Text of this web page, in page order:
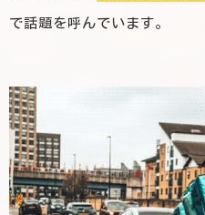
で話題を呼んでいます。